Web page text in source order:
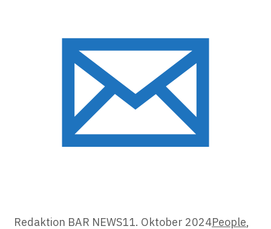
Redaktion BAR NEWS11. Oktober 2024Kategorien
People,